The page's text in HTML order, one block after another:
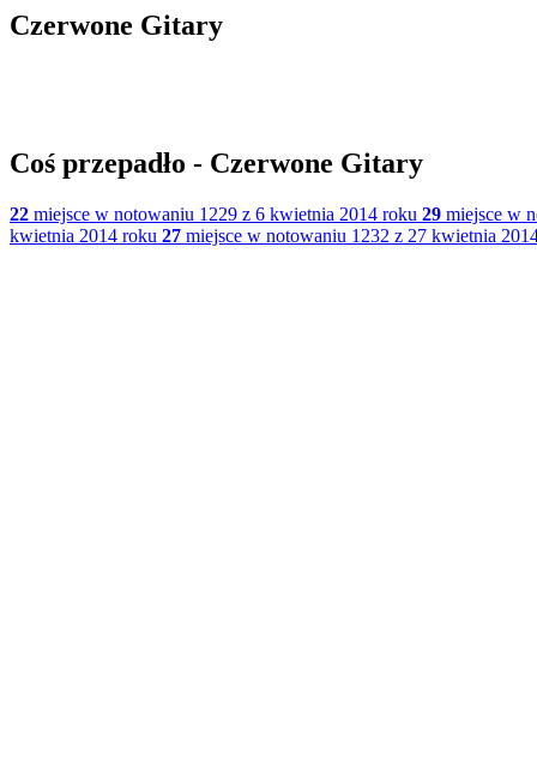
Czerwone Gitary
Coś przepadło - Czerwone Gitary
22 miejsce w notowaniu 1229 z 6 kwietnia 2014 roku 29 miejsce w
kwietnia 2014 roku 27 miejsce w notowaniu 1232 z 27 kwietnia